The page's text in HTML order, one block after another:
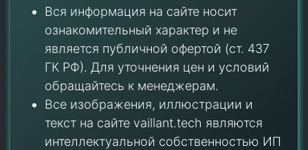
Вся информация на сайте носит
ознакомительный характер и не
является публичной офертой (ст. 437
ГК РФ). Для уточнения цен и условий
обращайтесь к менеджерам.
Все изображения, иллюстрации и
текст на сайте vaillant.tech являются
интеллектуальной собственностью ИП